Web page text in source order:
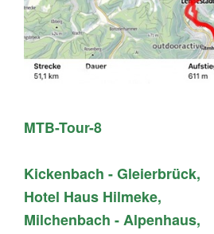
MTB-Tour-8
Kickenbach - Gleierbrück,
Hotel Haus Hilmeke,
Milchenbach - Alpenhaus,